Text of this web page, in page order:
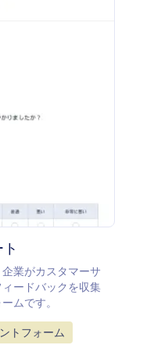
単です。また、フ
ことで、情報の整理
ーズに行うことが
ナーの方や、代理
のウェブデザイナ
て、ワークフロー
収集できます。メ
ることができる、
い。
業がカスタマーサ
ードバックを収集
ムです。
トフォーム